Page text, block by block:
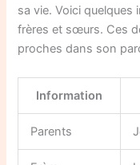
sa vie. Voici
frères et sœurs. Ces
proches dans son
Information
Parents